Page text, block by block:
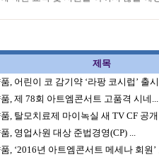
제목
, 어린이 코 감기약 ‘라팡 코시럽’ 출시
, 제 78회 아트엠콘서트 고품격 시네...
, 탈모치료제 마이녹실 새 TV CF 공개
, 영업사원 대상 준법경영(CP) ...
, ‘2016년 아트엠콘서트 메세나 회원’